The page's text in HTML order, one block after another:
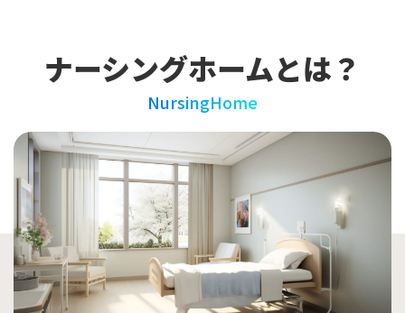
ナーシングホームとは？
NursingHome